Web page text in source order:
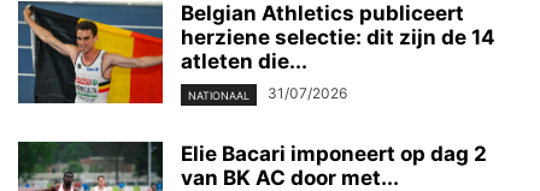
Belgian Athletics publiceert
herziene selectie: dit zijn de 14
atleten die...
NATIONAAL 31/07/2026
Elie Bacari imponeert op dag 2
van BK AC door met...